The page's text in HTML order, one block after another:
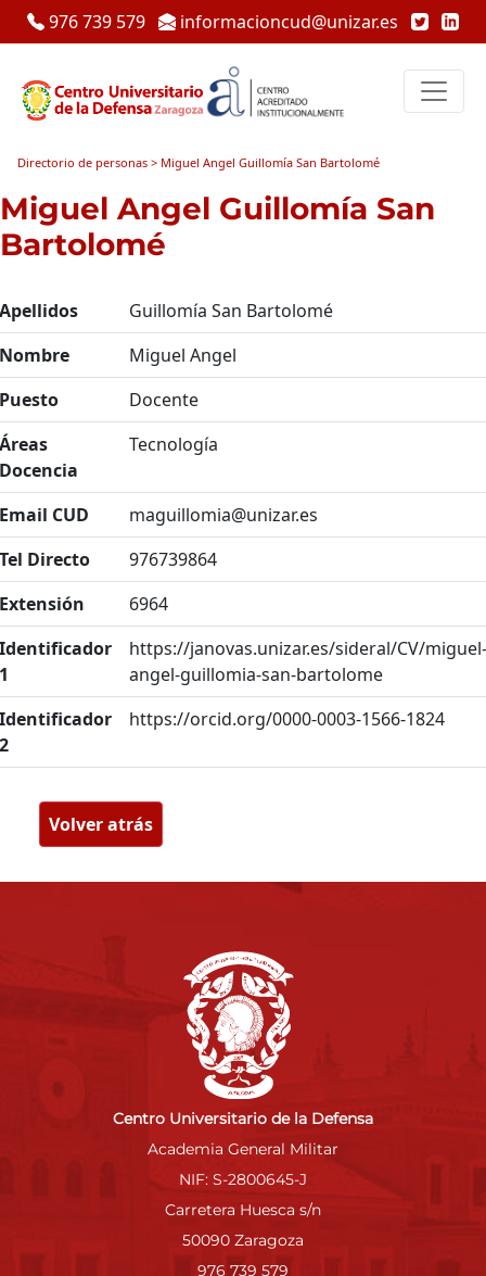
976 739 579 informacioncud@unizar.es
Directorio de personas > Miguel Angel Guillomía San Bartolomé
Miguel Angel Guillomía San
Bartolomé
Apellidos
Guillomía San Bartolomé
Nombre
Miguel Angel
Puesto
Docente
Áreas
Docencia
Tecnología
Email CUD
maguillomia@unizar.es
Tel Directo
976739864
Extensión
6964
Identificador
1
https://janovas.unizar.es/sideral/CV/miguel-
angel-guillomia-san-bartolome
Identificador
2
https://orcid.org/0000-0003-1566-1824
Volver atrás
Centro Universitario de la Defensa
Academia General Militar
NIF: S-2800645-J
Carretera Huesca s/n
50090 Zaragoza
976 739 579